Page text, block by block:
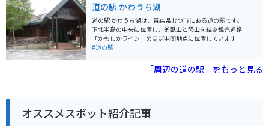
できます。 また、隣接する「ガーリックセンター」で
は、ニンニク製品をはじめとしたお土産を購入したり、
ニンニクの歴史や文化を学ぶことができます。 バイクで
訪れる場合、道の駅から奥入瀬渓流までの道のりは、ワ
インディングロードが続くため、ツーリングにも最適で
リングの疲れを癒やすこともできます。道の駅 わきのさ
道の駅 かわうち湖
道の駅 かわうち湖は、青森県むつ市にある道の駅です。
下北半島の中央に位置し、釜臥山と恐山を結ぶ観光道路
「かもしかライン」のほぼ中間地点に位置しています。
周辺には、仏ヶ浦や恐山、薬研温泉といった観光スポッ
ノコを使った加工品や、大粒で甘みが強いことで知られ
る「かわうちブルーベリー」を使ったジャムやジュース
す。かもしかラインは、景色が良く、ワインディングロ
ードとしても人気なので、ツーリングにもおすすめで
#道の駅
「周辺の道の駅」をもっと見る
オススメスポット紹介記事